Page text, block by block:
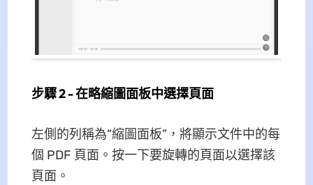
步驟 2 - 在略縮圖面板中選擇頁面
左側的列稱為“縮圖面板”，將顯示文件中的每
個 PDF 頁面。按一下要旋轉的頁面以選擇該
頁面。